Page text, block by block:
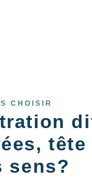
CHOISIR
sens?